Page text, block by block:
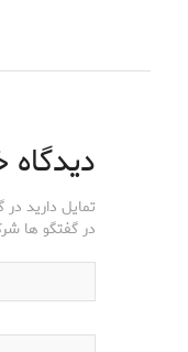
تمایل دارید
در گفتگو ها